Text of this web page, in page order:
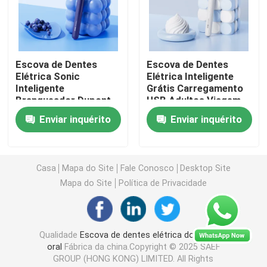
escova de dentes elétrica recarregável
Escova de dentes elétrica adulta
Escova de dentes elétrica das crianças
Escova de dentes elétrica esperta
Escova de Dentes
Elétrica Sonic
Inteligente
Branqueador Dupont
Soft Brush
Recarregável
Silenciosa
Enviar inquérito
Escova de Dentes
Elétrica Inteligente
Grátis Carregamento
USB Adultos Viagem,
2 Min Timer
Inteligente Escova de
Dentes Elétrica
Enviar inquérito
Casa Mapa do Site Fale Conosco
Desktop Site
Mapa do Site
Política de Privacidade
Qualidade Escova de dentes elétrica do cuidado
oral
Fábrica da china.Copyright © 2025 SAEF
GROUP (HONG KONG) LIMITED. All Rights